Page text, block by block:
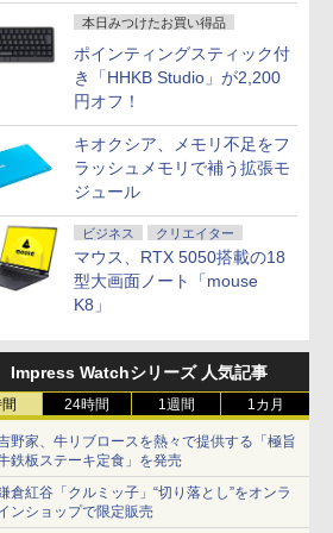
本日みつけたお買い得品
ポインティングスティック付
き「HHKB Studio」が2,200
円オフ！
キオクシア、メモリ不足をフ
ラッシュメモリで補う拡張モ
ジュール
ビジネス クリエイター
マウス、RTX 5050搭載の18
型大画面ノート「mouse
K8」
Impress Watchシリーズ 人気記事
24時間 1週間 1カ月
野家、牛リブロースを熱々で提供する「極旨
鉄板ステーキ定食」を発売
倉紅谷「クルミッ子」“切り落とし”をオンラ
ンショップで限定販売